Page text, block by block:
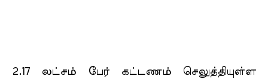
2.17 லட்சம் பேர் கட்டணம் செலுத்தியுள்ள